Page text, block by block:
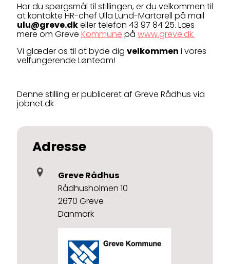
Har du spørgsmål til stillingen, er du velkommen til
at kontakte HR-chef Ulla Lund-Martorell på mail
ulu@greve.dkeller telefon 43 97 84 25. Læs
mere om Greve Kommune på www.greve.dk.
Vi glæder os til at byde dig velkommen i vores
velfungerende Lønteam!
Denne stilling er publiceret af Greve Rådhus via
jobnet.dk
Adresse
Greve Rådhus
Rådhusholmen 10
2670 Greve
Danmark